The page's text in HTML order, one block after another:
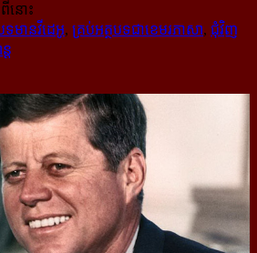
នោះ
ទមានវីដេអូ, គ្រប់អត្ថបទជាខេមរភាសា, ជុំវិញ
ដ